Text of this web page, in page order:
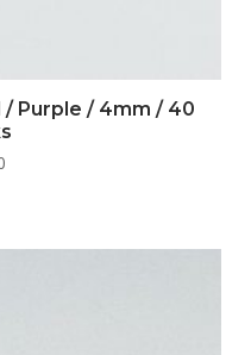
/ Purple / 4mm / 40